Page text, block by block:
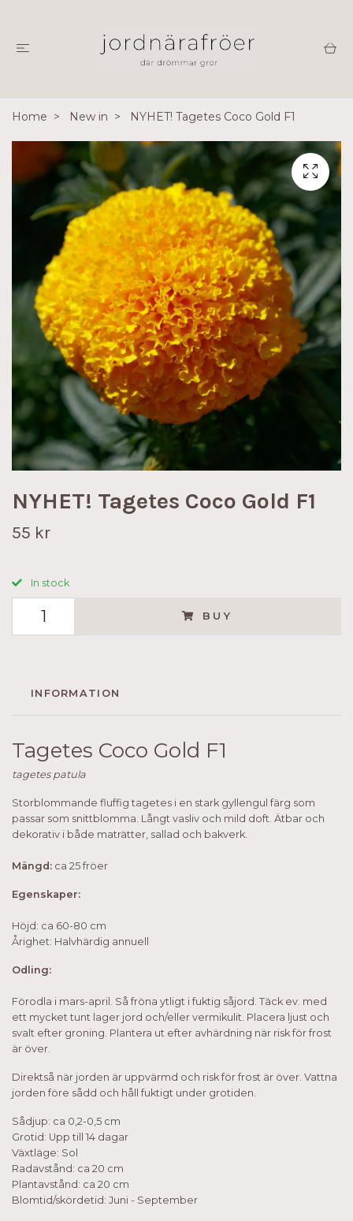
Home New in NYHET! Tagetes Coco Gold F1
NYHET! Tagetes Coco Gold F1
55 kr
In stock
BUY
INFORMATION
Tagetes Coco Gold F1
tagetes patula
Storblommande fluffig tagetes i en stark gyllengul färg som
passar som snittblomma. Långt vasliv och mild doft. Ätbar och
dekorativ i både maträtter, sallad och bakverk.
Mängd: ca 25 fröer
Egenskaper:
Höjd: ca 60-80 cm
Årighet: Halvhärdig annuell
Odling:
Förodla i mars-april. Så fröna ytligt i fuktig såjord. Täck ev. med
ett mycket tunt lager jord och/eller vermikulit. Placera ljust och
svalt efter groning. Plantera ut efter avhärdning när risk för frost
är över.
Direktså när jorden är uppvärmd och risk för frost är över. Vattna
jorden före sådd och håll fuktigt under grotiden.
Sådjup: ca 0,2-0,5 cm
Grotid: Upp till 14 dagar
Växtläge: Sol
Radavstånd: ca 20 cm
Plantavstånd: ca 20 cm
Blomtid/skördetid: Juni - September